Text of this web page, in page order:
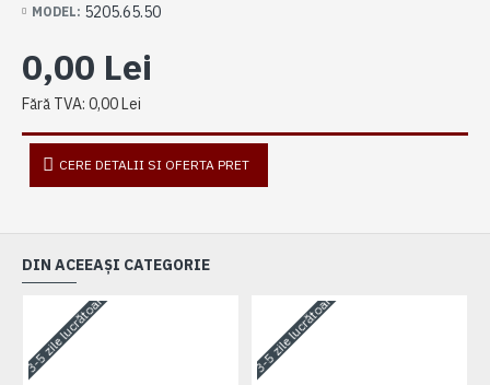
MODEL: 5205.65.50
0,00 Lei
Fără TVA: 0,00 Lei
CERE DETALII SI OFERTA PRET
DIN ACEEAȘI CATEGORIE
3-5 zile lucrătoare 3-5 zile lucrătoare